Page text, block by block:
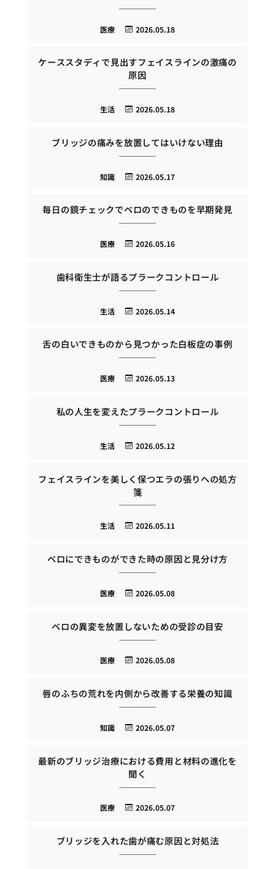
2026.05.18
医療
ケーススタディで見出すフェイスラインの激痛の
原因
2026.05.18
生活
ブリッジの痛みを放置してはいけない理由
2026.05.17
知識
毎日の鏡チェックでベロのできものを早期発見
2026.05.16
医療
歯科衛生士が語るプラークコントロール
2026.05.14
生活
舌の白いできものから見つかった白板症の事例
2026.05.13
医療
私の人生を変えたプラークコントロール
2026.05.12
生活
フェイスラインを美しく保つエラの張りへの処方
箋
2026.05.11
生活
ベロにできものができた時の原因と見分け方
2026.05.08
医療
ベロの異変を放置しないための受診の目安
2026.05.08
医療
唇のふちの荒れを内側から改善する栄養の知識
2026.05.07
知識
最新のブリッジ治療における費用と材料の進化を
聞く
2026.05.07
医療
ブリッジを入れた歯が痛む原因と対処法